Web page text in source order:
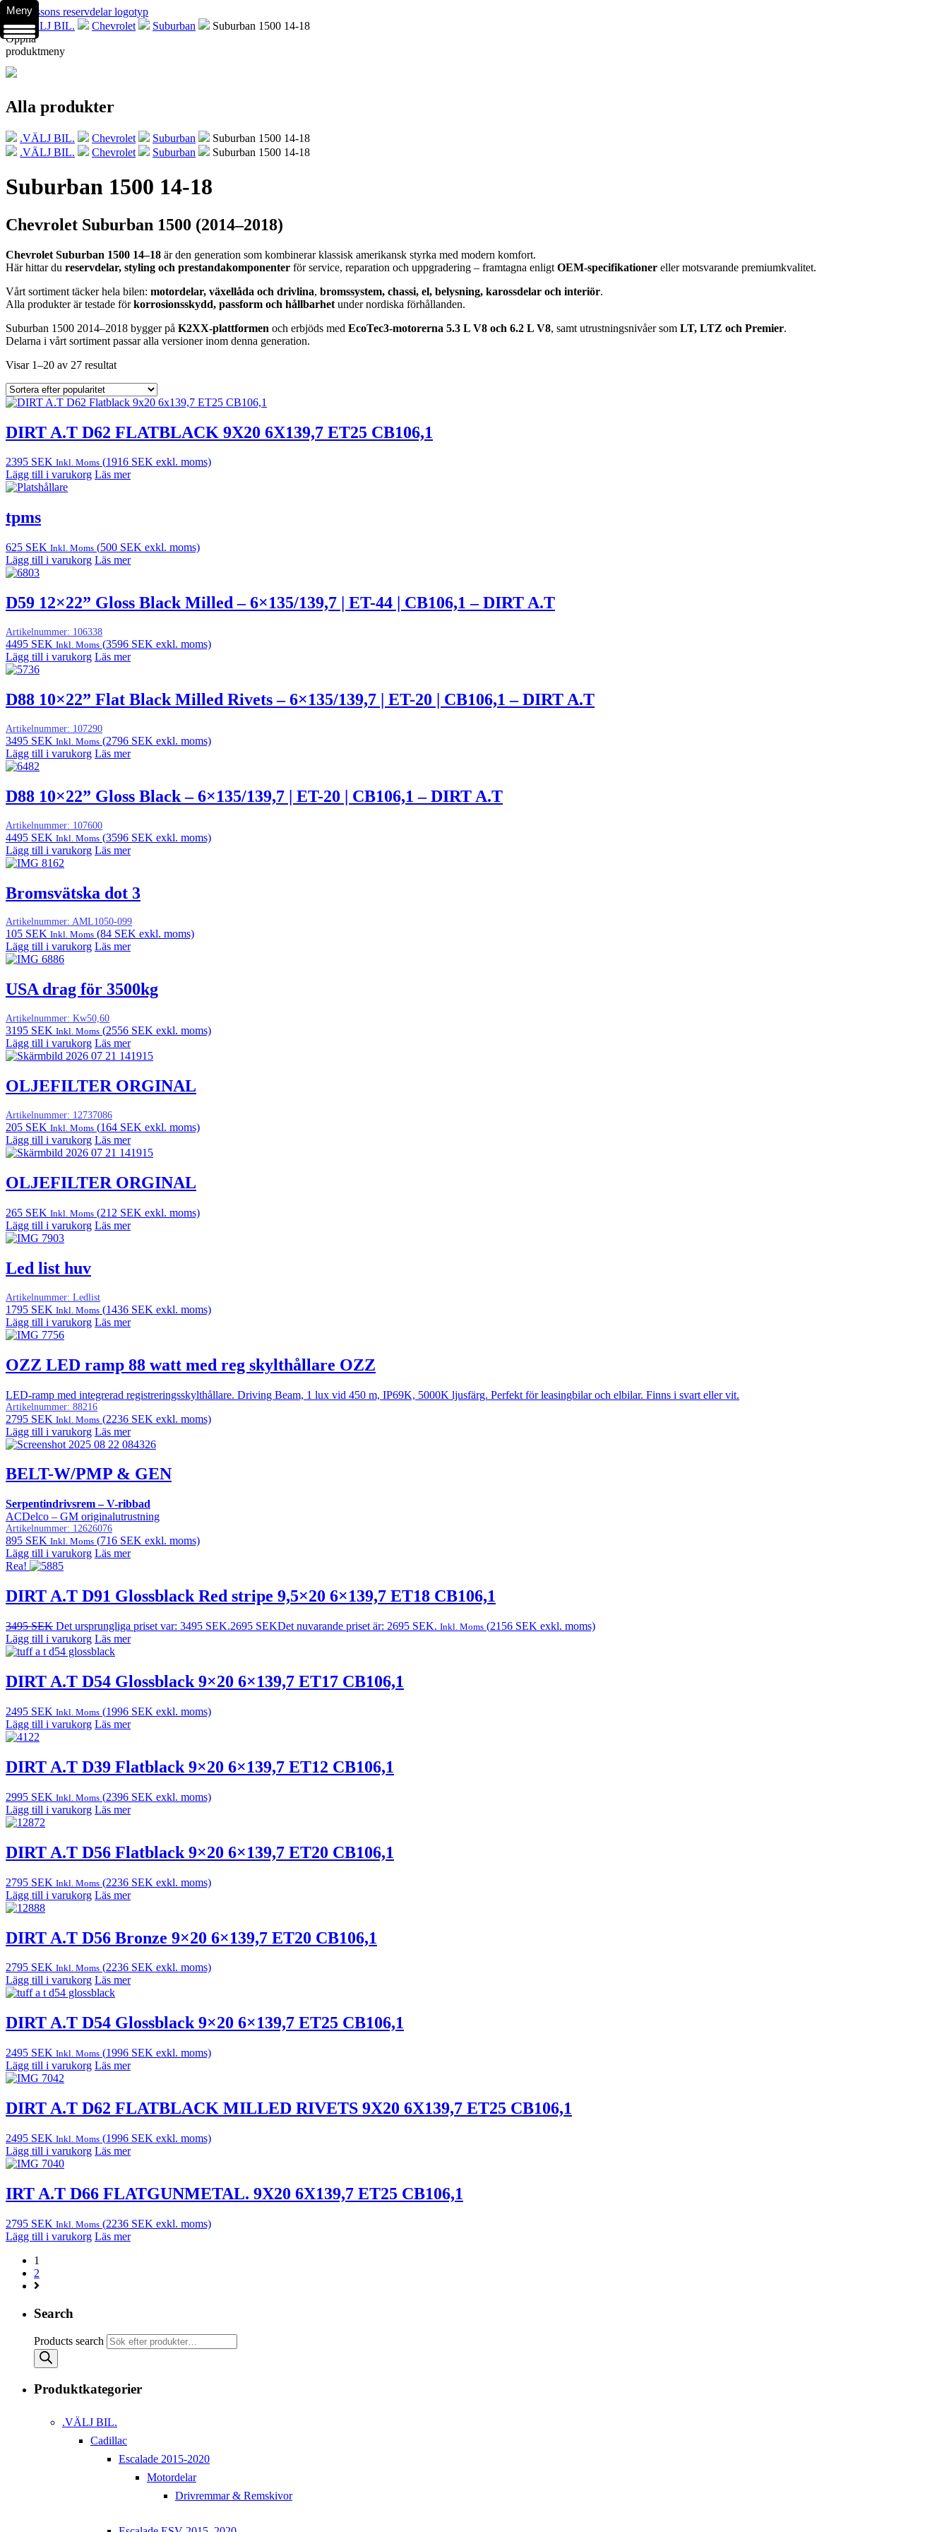
.VÄLJ BIL. Chevrolet Suburban
Suburban 1500 14-18
Öppna
produktmeny
Alla produkter
.VÄLJ BIL. Chevrolet Suburban
Suburban 1500 14-18
.VÄLJ BIL.
Chevrolet Suburban Suburban 1500 14-18
Suburban 1500 14-18
Chevrolet Suburban 1500 (2014–2018)
Chevrolet Suburban 1500 14–18 är den generation som kombinerar klassisk amerikansk styrka med modern komfort.
Här hittar du reservdelar, styling och prestandakomponenter för service, reparation och uppgradering – framtagna enligt OEM-specifikationer eller motsvarande premiumkvalitet.
Vårt sortiment täcker hela bilen: motordelar, växellåda och drivlina, bromssystem, chassi, el, belysning, karossdelar och interiör.
Alla produkter är testade förkorrosionsskydd, passform och hållbarhet under nordiska förhållanden.
Suburban 1500 2014–2018 bygger på K2XX-plattformen och erbjöds med EcoTec3-motorerna 5.3 L V8 och 6.2 L V8, samt utrustningsnivåer som LT, LTZ och Premier.
Delarna i vårt sortiment passar alla versioner inom denna generation.
Visar 1–20 av 27 resultat
DIRT A.T D62 FLATBLACK 9X20 6X139,7 ET25 CB106,1
2395 SEK Inkl. Moms (1916 SEK exkl. moms)
Lägg till i varukorg Läs mer
tpms
625 SEK Inkl. Moms (500 SEK exkl. moms)
Lägg till i varukorg Läs mer
D59 12×22” Gloss Black Milled – 6×135/139,7 | ET-44 | CB106,1 – DIRT A.T
Artikelnummer: 106338
4495 SEK Inkl. Moms (3596 SEK exkl. moms)
Lägg till i varukorg Läs mer
D88 10×22” Flat Black Milled Rivets – 6×135/139,7 | ET-20 | CB106,1 – DIRT A.T
Artikelnummer: 107290
3495 SEK Inkl. Moms (2796 SEK exkl. moms)
Lägg till i varukorg Läs mer
D88 10×22” Gloss Black – 6×135/139,7 | ET-20 | CB106,1 – DIRT A.T
Artikelnummer: 107600
4495 SEK Inkl. Moms (3596 SEK exkl. moms)
Lägg till i varukorg Läs mer
Bromsvätska dot 3
Artikelnummer: AML1050-099
105 SEK Inkl. Moms (84 SEK exkl. moms)
Lägg till i varukorg Läs mer
USA drag för 3500kg
Artikelnummer: Kw50,60
3195 SEK Inkl. Moms (2556 SEK exkl. moms)
Lägg till i varukorg Läs mer
OLJEFILTER ORGINAL
Artikelnummer: 12737086
205 SEK Inkl. Moms (164 SEK exkl. moms)
Lägg till i varukorg Läs mer
OLJEFILTER ORGINAL
265 SEK Inkl. Moms (212 SEK exkl. moms)
Lägg till i varukorg Läs mer
Led list huv
Artikelnummer: Ledlist
1795 SEK Inkl. Moms (1436 SEK exkl. moms)
Lägg till i varukorg Läs mer
OZZ LED ramp 88 watt med reg skylthållare OZZ
LED-ramp med integrerad registreringsskylthållare. Driving Beam, 1 lux vid 450 m, IP69K, 5000K ljusfärg. Perfekt för leasingbilar och elbilar. Finns i svart eller vit.
Artikelnummer: 88216
2795 SEK Inkl. Moms (2236 SEK exkl. moms)
Lägg till i varukorg Läs mer
BELT-W/PMP & GEN
Serpentindrivsrem – V-ribbad
ACDelco – GM originalutrustning
Artikelnummer: 12626076
895 SEK Inkl. Moms (716 SEK exkl. moms)
Lägg till i varukorg Läs mer
Rea!
DIRT A.T D91 Glossblack Red stripe 9,5×20 6×139,7 ET18 CB106,1
3495SEK Det ursprungliga priset var: 3495 SEK.2695 SEKDet nuvarande priset är: 2695 SEK. Inkl. Moms (2156 SEK exkl. moms)
Lägg till i varukorg Läs mer
DIRT A.T D54 Glossblack 9×20 6×139,7 ET17 CB106,1
2495 SEK Inkl. Moms (1996 SEK exkl. moms)
Lägg till i varukorg Läs mer
DIRT A.T D39 Flatblack 9×20 6×139,7 ET12 CB106,1
2995 SEK Inkl. Moms (2396 SEK exkl. moms)
Lägg till i varukorg Läs mer
DIRT A.T D56 Flatblack 9×20 6×139,7 ET20 CB106,1
2795 SEK Inkl. Moms (2236 SEK exkl. moms)
Lägg till i varukorg Läs mer
DIRT A.T D56 Bronze 9×20 6×139,7 ET20 CB106,1
2795 SEK Inkl. Moms (2236 SEK exkl. moms)
Lägg till i varukorg Läs mer
DIRT A.T D54 Glossblack 9×20 6×139,7 ET25 CB106,1
2495 SEK Inkl. Moms (1996 SEK exkl. moms)
Lägg till i varukorg Läs mer
DIRT A.T D62 FLATBLACK MILLED RIVETS 9X20 6X139,7 ET25 CB106,1
2495 SEK Inkl. Moms (1996 SEK exkl. moms)
Lägg till i varukorg Läs mer
IRT A.T D66 FLATGUNMETAL. 9X20 6X139,7 ET25 CB106,1
2795 SEK Inkl. Moms (2236 SEK exkl. moms)
Lägg till i varukorg Läs mer
1
2
Search
Products search
Produktkategorier
.VÄLJ BIL.
Cadillac
Escalade 2015-2020
Motordelar
Drivremmar & Remskivor
Meny